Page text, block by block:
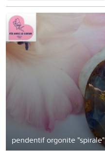
pendentif orgonite "spirale"